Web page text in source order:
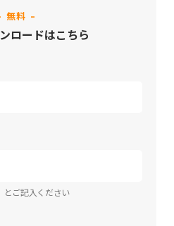
無料 -
ロードはこちら
とご記入ください